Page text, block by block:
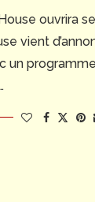
ouvrira
vient
un